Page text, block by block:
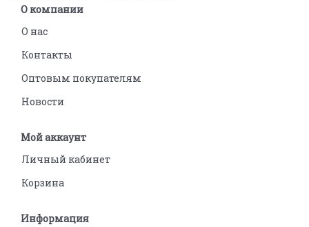
О компании
О нас
Контакты
Оптовым покупателям
Новости
Мой аккаунт
Личный кабинет
Корзина
Информация